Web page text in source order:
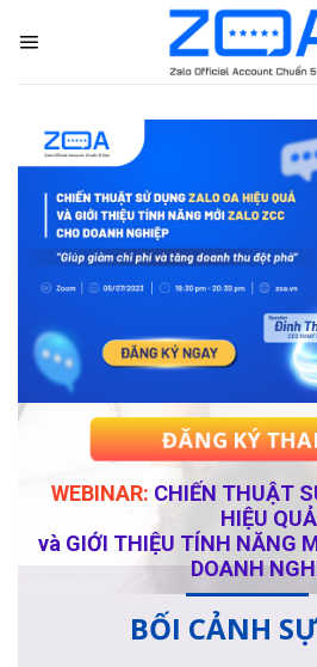
content
WEBINAR: CHIẾN THUẬT
HIỆU QUẢ
và GIỚI THIỆU TÍNH NĂNG
DOANH
ĐĂNG KÝ
BỐI CẢNH